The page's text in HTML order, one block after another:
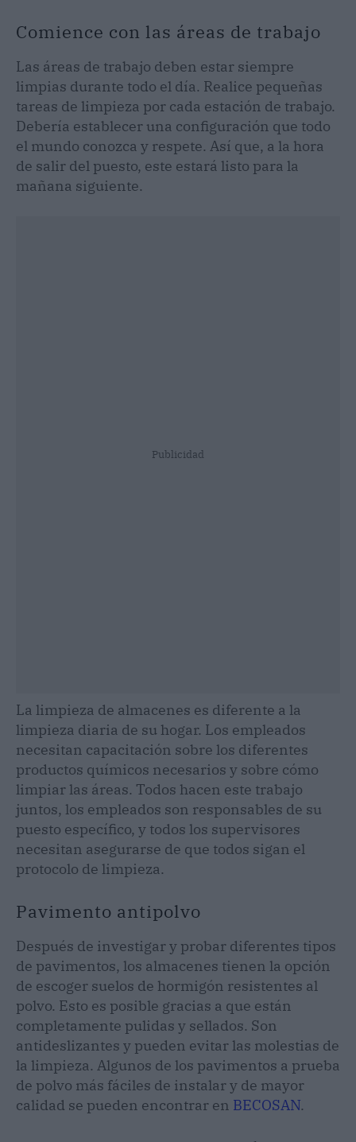
Comience con las áreas de trabajo
Las áreas de trabajo deben estar siempre
limpias durante todo el día. Realice pequeñas
tareas de limpieza por cada estación de trabajo.
Debería establecer una configuración que todo
el mundo conozca y respete. Así que, a la hora
de salir del puesto, este estará listo para la
mañana siguiente.
Publicidad
La limpieza de almacenes es diferente a la
limpieza diaria de su hogar. Los empleados
necesitan capacitación sobre los diferentes
productos químicos necesarios y sobre cómo
limpiar las áreas. Todos hacen este trabajo
juntos, los empleados son responsables de su
puesto específico, y todos los supervisores
necesitan asegurarse de que todos sigan el
protocolo de limpieza.
Pavimento antipolvo
Después de investigar y probar diferentes tipos
de pavimentos, los almacenes tienen la opción
de escoger suelos de hormigón resistentes al
polvo. Esto es posible gracias a que están
completamente pulidas y sellados. Son
antideslizantes y pueden evitar las molestias de
la limpieza. Algunos de los pavimentos a prueba
de polvo más fáciles de instalar y de mayor
calidad se pueden encontrar en BECOSAN.